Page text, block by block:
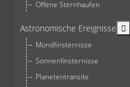
Offene Sternhaufen
Astronomische Ereignisse
Mondfinsternisse
Sonnenfinsternisse
Planetentransite